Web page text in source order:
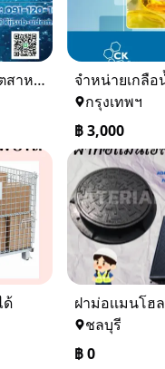
จำหน่ายเกลือน้ำอุตสาหกรรม เกลือน้ำล้างเรซิ่น
กรุงเทพฯ
฿3,000
ด้
ฝาม่อเเมนโฮล
ชลบุรี
฿0